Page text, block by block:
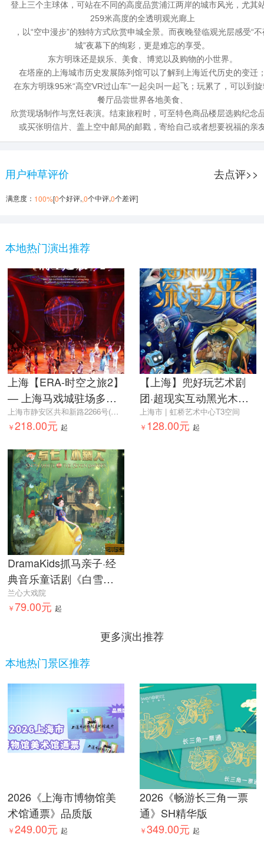
登上三个主球体，可站在不同的高度品赏浦江两岸的城市风光，尤其
259米高度的全透明观光廊上
，以“空中漫步”的独特方式欣赏申城全景。而夜晚登临观光层感受“
城”夜幕下的绚彩，更是难忘的享受。
东方明珠还是娱乐、美食、博览以及购物的小世界。
在塔座的上海城市历史发展陈列馆可以了解到上海近代历史的变迁
在东方明珠95米“高空VR过山车”一起尖叫一起飞；玩累了，可以到
餐厅品尝世界各地美食、
欣赏现场制作与烹饪表演。结束旅程时，可至特色商品楼层选购纪念
或买张明信片、盖上空中邮局的邮戳，寄给自己或者想要祝福的亲
用户种草评价 去点评>>
满意度： 100%[0个好评,,0个中评,0个差评]
本地热门演出推荐
上海【ERA-时空之旅2】
— 上海马戏城驻场多媒
体杂技剧
上海市静安区共和新路2266号(地铁1号线上海马戏城站3号口)
￥218.00元 起
【上海】兜好玩艺术剧
团·超现实互动黑光木偶
剧《海底两万里·深海之
光》
上海市 | 虹桥艺术中心T3空间
￥ 128.00元 起
DramaKids抓马亲子·经
典音乐童话剧《白雪公
主与七个小矮人Snow
White and the Seven
兰心大戏院
￥ 79.00元 起
更多演出推荐
本地热门景区推荐
2026《上海市博物馆美
术馆通票》品质版
￥249.00元 起
2026《畅游长三角一票
通》SH精华版
￥349.00元 起